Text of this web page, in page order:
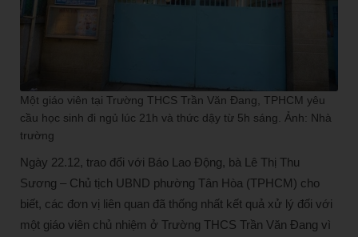
Một giáo viên tại Trường THCS Trần Văn Đang, TPHCM yêu
cầu học sinh đi ngủ lúc 21h và thức dậy từ 5h sáng. Ảnh: Nhà
trường
Ngày 22.12, trao đổi với Báo Lao Động, bà Lê Thị Thu
Sương – Chủ tịch UBND phường Tân Hòa (TPHCM) cho
biết, các đơn vị liên quan đã thống nhất kết quả xử lý đối với
một giáo viên chủ nhiệm ở Trường THCS Trần Văn Đang vì